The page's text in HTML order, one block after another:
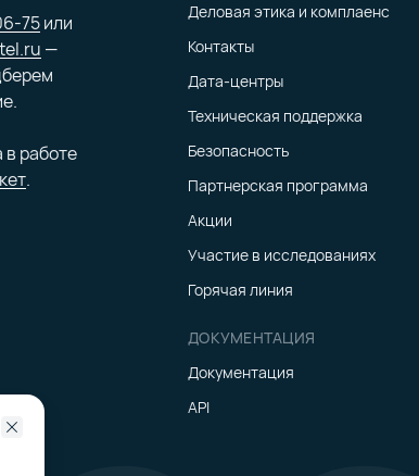
цена
хоста, сегмента пула или целого приватного
количество физических ядер,
пулом или сегментом пула мы выполним
вашу задачу. Точную стоимость предоставим в
75или
—
в работе
.
Деловая этика и комплаенс
Контакты
Дата-центры
Техническая поддержка
Безопасность
Партнерская программа
Акции
Участие в исследованиях
Горячая линия
ДОКУМЕНТАЦИЯ
Документация
API